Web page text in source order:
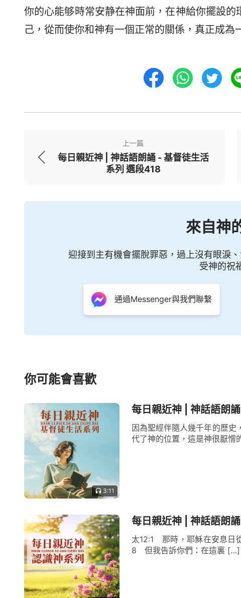
你的心能够時常安静在神面前，在神給你擺設
己，從而使你和神有一個正常的關係，真正成為
上一篇
每日親近神 | 神話語朗誦 - 基督徒生活
系列 選段418
來自神
迎接到主有機會擺脫罪惡，過上沒有眼淚
受神的祝
通過Messenger與我們聯繫
你可能會喜歡
3:11
每日親近神 | 神話語朗
因為聖經伴隨人幾千年的歷史
代了神的位置，這是神很厭憎
每日親近神 | 神話語朗
太12:1 那時，耶穌在安息日
8 但我告訴你們：在這裏 […]